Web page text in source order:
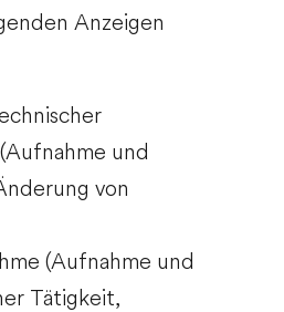
Anzeigen
und
von
(Aufnahme und
Tätigkeit,